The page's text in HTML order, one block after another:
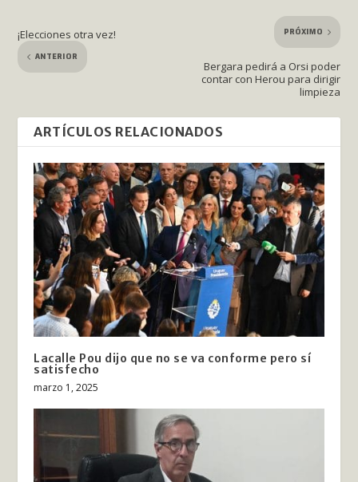
¡Elecciones otra vez!
ANTERIOR
PRÓXIMO
Bergara pedirá a Orsi poder
contar con Herou para dirigir
limpieza
ARTÍCULOS RELACIONADOS
Lacalle Pou dijo que no se va conforme pero sí
satisfecho
marzo 1, 2025